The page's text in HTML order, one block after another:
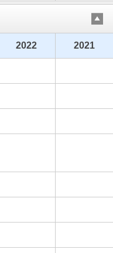
2022 2021